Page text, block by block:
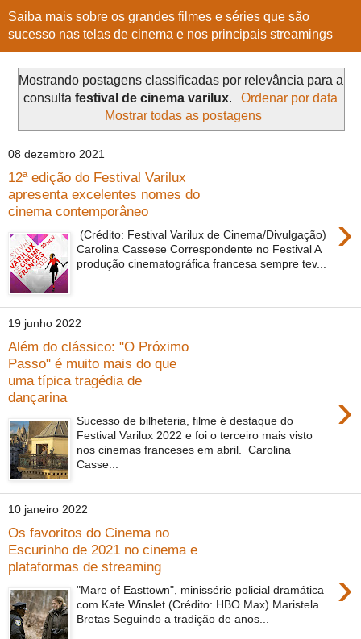
Saiba mais sobre os grandes filmes e séries que são
sucesso nas telas de cinema e nos principais streamings
Mostrando postagens classificadas por relevância para a
consultafestival de cinema varilux.
Ordenar por data
Mostrar todas as postagens
08 dezembro 2021
12ª edição do Festival Varilux
apresenta excelentes nomes do
cinema contemporâneo
›
(Crédito: Festival Varilux de Cinema/Divulgação)
Carolina Cassese Correspondente no Festival A
produção cinematográfica francesa sempre tev...
19 junho 2022
Além do clássico: "O Próximo
Passo" é muito mais do que
uma típica tragédia de
dançarina
›
Sucesso de bilheteria, filme é destaque do
Festival Varilux 2022 e foi o terceiro mais visto
nos cinemas franceses em abril. Carolina
Casse...
10 janeiro 2022
Os favoritos do Cinema no
Escurinho de 2021 no cinema e
plataformas de streaming
›
"Mare of Easttown", minissérie policial dramática
com Kate Winslet (Crédito: HBO Max) Maristela
Bretas Seguindo a tradição de anos...